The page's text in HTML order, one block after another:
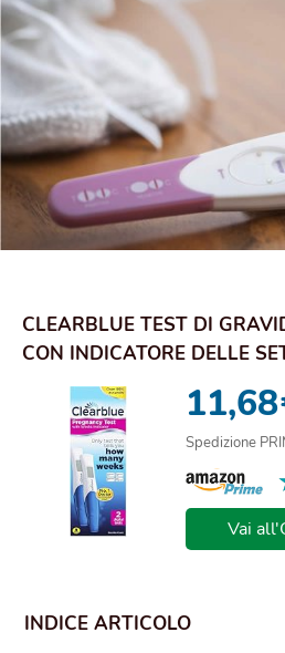
CLEARBLUE TEST DI
CON INDICATORE DELLE
CON 2 TEST
11,68
Spedizione
Vai